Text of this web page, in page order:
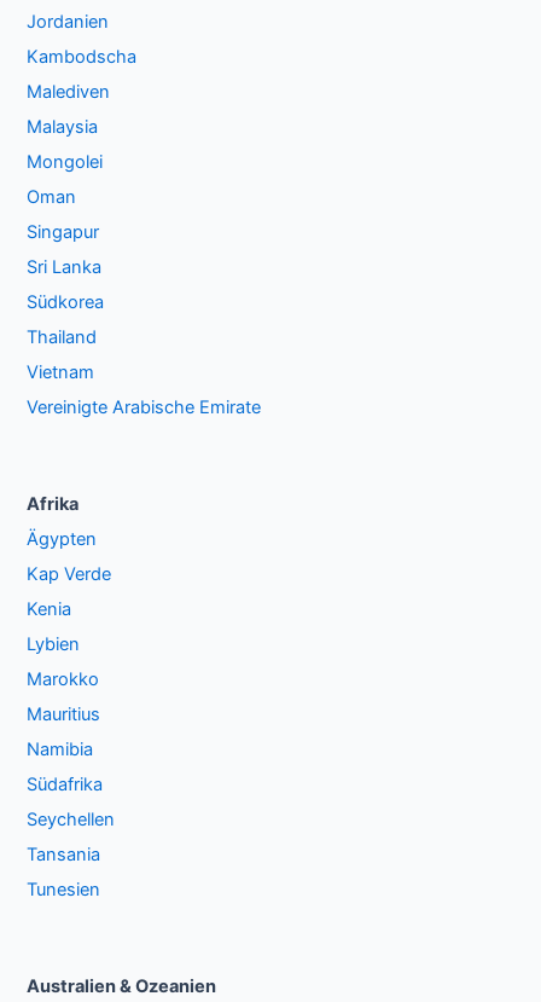
Jordanien
Kambodscha
Malediven
Malaysia
Mongolei
Oman
Singapur
Sri Lanka
Südkorea
Thailand
Vietnam
Vereinigte Arabische Emirate
Afrika
Ägypten
Kap Verde
Kenia
Lybien
Marokko
Mauritius
Namibia
Südafrika
Seychellen
Tansania
Tunesien
Australien & Ozeanien